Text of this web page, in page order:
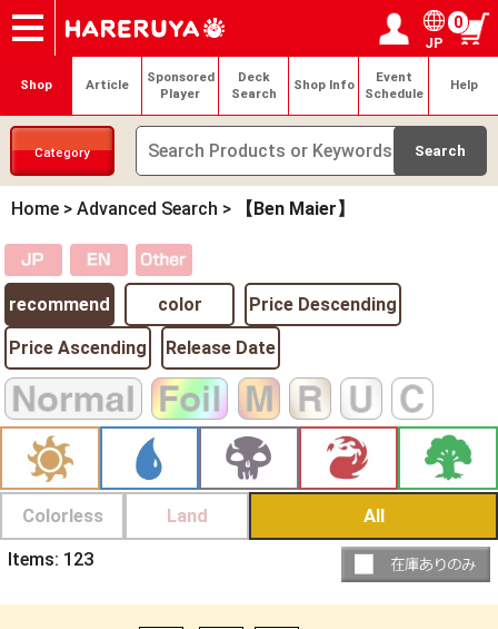
Onlineshop
Articles
Deck Search
Sponsored Players
Shop Info
Event Schedule
Contact Login / Register
My page
JP
0
Shop Article
Sponsored
Player
Deck
Search
Shop Info
Event
Schedule
Help
Category
Home > Advanced Search > 【Ben Maier】
recommend color Price Descending
Price Ascending Release Date
Colorless Land All
Items: 123